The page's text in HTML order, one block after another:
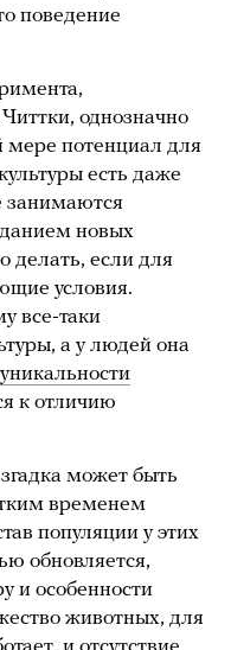
поведение
однозначно
мере потенциал для
есть даже
новых
делать, если для
условия.
все-таки
а у людей она
уникальности
к отличию
может быть
временем
популяции у этих
обновляется,
и особенности
животных, для